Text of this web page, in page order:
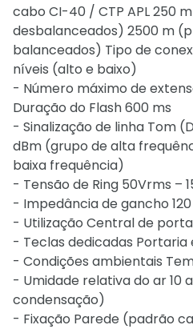
cabo CI-40 / CTP APL 250
desbalanceados) 2500 m
balanceados) Tipo de
níveis (alto e baixo)
- Número máximo de
Duração do Flash 600 ms
- Sinalização de linha Tom
dBm (grupo de alta
baixa frequência)
- Tensão de Ring 50Vrms –
- Impedância de gancho 120
- Utilização Central de
- Teclas dedicadas Portaria
- Condições ambientais
- Umidade relativa do ar 10
condensação)
- Fixação Parede (padrão